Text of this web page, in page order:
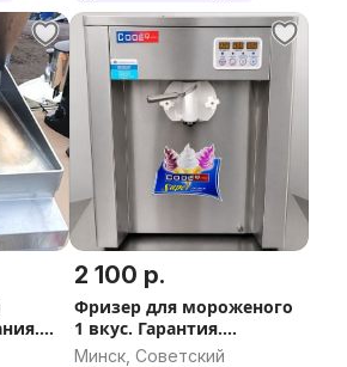
2 100 р.
Фризер для мороженого
1 вкус. Гарантия.
Доставка
Минск, Советский